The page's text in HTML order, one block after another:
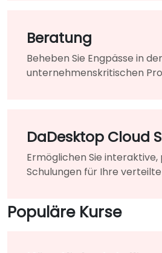
Beratung
Beheben Sie Engpässe in
unternehmenskritischen
DaDesktop Cloud
Ermöglichen Sie interaktive,
Schulungen für Ihre
einbinden.
Populäre Kurse